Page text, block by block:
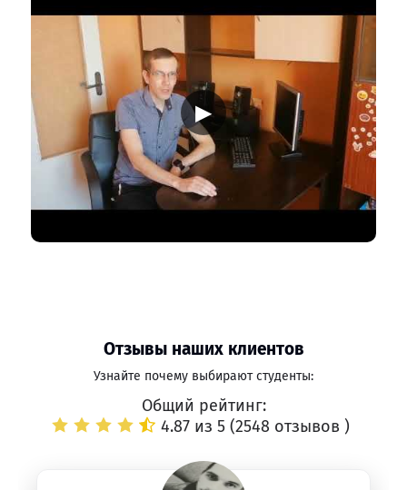
▶
Отзывы наших клиентов
Узнайте почему выбирают студенты:
Общий рейтинг:
4.87 из 5 (2548 отзывов )